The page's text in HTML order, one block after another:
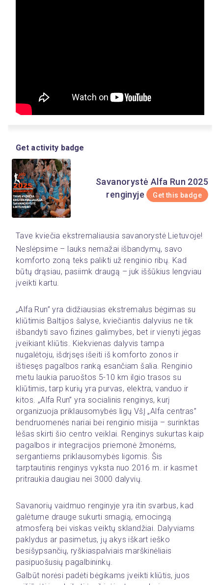
Get activity badge
Savanorystė Alfa Run 2025
renginyje
Get this badge
Tave kviečia ekstremaliausia savanorystė Lietuvoje!
Neslėpsime – lauks nemažai išbandymų, savo
komforto zoną teks palikti už renginio ribų. Kad
būtų drąsiau, pasiimk draugą – juk iššūkius lengviau
įveikti kartu.
„Alfa Run” yra didžiausias ekstremalus bėgimas su
kliūtimis Baltijos šalyse, kviečiantis dalyvius ne tik
išbandyti savo fizines galimybes, bet ir vienyti jėgas
įveikiant kliūtis. Kiekvienas dalyvis tampa
nugalėtoju, išdrįsęs išeiti iš komforto zonos ir
ištiesęs pagalbos ranką esančiam šalia. Renginio
metu laukia paruoštos 5-10 km ilgio trasos su
kliūtimis, tarp kurių yra purvas, elektra, vanduo ir
kitos. „Alfa Run” yra socialinis renginys, kurį
organizuoja priklausomybės ligų VšĮ „Alfa centras”
bendruomenės nariai bei renginio misija – surinktas
lėšas skirti šio centro veiklai. Renginys sukurtas kaip
pagalbos ir integracijos priemonė žmonėms,
sergantiems priklausomybės ligomis. Šis
tarptautinis renginys vyksta nuo 2016 m. ir kasmet
pritraukia daugiau nei 3000 dalyvių.
Savanorių vaidmuo renginyje yra itin svarbus, kad
galėtume drauge sukurti smagią, emocingą
atmosferą bei viskas veiktų sklandžiai. Dalyviams
paklydus ar pasimetus, jų akys iškart ieško
besišypsančių, ryškiaspalviais marškinėliais
pasipuošusių pagalbininkų.
Galbūt norėsi padėti bėgikams įveikti kliūtis, juos